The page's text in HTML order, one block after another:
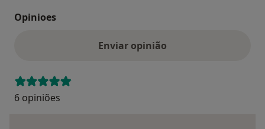
Opinioes
Enviar opinião
6 opiniões